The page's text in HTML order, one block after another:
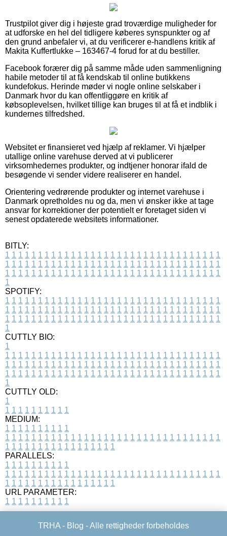
Trustpilot giver dig i højeste grad troværdige muligheder for
at udforske en hel del tidligere køberes synspunkter og af
den grund anbefaler vi, at du verificerer e-handlens kritik af
Makita Kuffertlukke – 163467-4 forud for at du bestiller.
Facebook forærer dig på samme måde uden sammenligning
habile metoder til at få kendskab til online butikkens
kundefokus. Herinde møder vi nogle online selskaber i
Danmark hvor du kan offentliggøre en kritik af
købsoplevelsen, hvilket tillige kan bruges til at få et indblik i
kundernes tilfredshed.
Websitet er finansieret ved hjælp af reklamer. Vi hjælper
utallige online varehuse derved at vi publicerer
virksomhedernes produkter, og indtjener honorar ifald de
besøgende vi sender videre realiserer en handel.
Orientering vedrørende produkter og internet varehuse i
Danmark opretholdes nu og da, men vi ønsker ikke at tage
ansvar for korrektioner der potentielt er foretaget siden vi
senest opdaterede websitets informationer.
BITLY:
1 1 1 1 1 1 1 1 1 1 1 1 1 1 1 1 1 1 1 1 1 1 1 1 1 1 1 1 1 1 1 1 1
1 1 1 1 1 1 1 1 1 1 1 1 1 1 1 1 1 1 1 1 1 1 1 1 1 1 1 1 1 1 1 1 1
1 1 1 1 1 1 1 1 1 1 1 1 1 1 1 1 1 1 1 1 1 1 1 1 1 1 1 1 1 1 1 1 1
1
SPOTIFY:
1 1 1 1 1 1 1 1 1 1 1 1 1 1 1 1 1 1 1 1 1 1 1 1 1 1 1 1 1 1 1 1 1
1 1 1 1 1 1 1 1 1 1 1 1 1 1 1 1 1 1 1 1 1 1 1 1 1 1 1 1 1 1 1 1 1
1 1 1 1 1 1 1 1 1 1 1 1 1 1 1 1 1 1 1 1 1 1 1 1 1 1 1 1 1 1 1 1 1
1
CUTTLY BIO:
1
1 1 1 1 1 1 1 1 1 1 1 1 1 1 1 1 1 1 1 1 1 1 1 1 1 1 1 1 1 1 1 1 1
1 1 1 1 1 1 1 1 1 1 1 1 1 1 1 1 1 1 1 1 1 1 1 1 1 1 1 1 1 1 1 1 1
1 1 1 1 1 1 1 1 1 1 1 1 1 1 1 1 1 1 1 1 1 1 1 1 1 1 1 1 1 1 1 1 1
1
CUTTLY OLD:
1
1 1 1 1 1 1 1 1 1 1
MEDIUM:
1 1 1 1 1 1 1 1 1 1
1 1 1 1 1 1 1 1 1 1 1 1 1 1 1 1 1 1 1 1 1 1 1 1 1 1 1 1 1 1 1 1 1
1 1 1 1 1 1 1 1 1 1 1 1 1 1 1 1 1
PARALLELS:
1 1 1 1 1 1 1 1 1 1
1 1 1 1 1 1 1 1 1 1 1 1 1 1 1 1 1 1 1 1 1 1 1 1 1 1 1 1 1 1 1 1 1
1 1 1 1 1 1 1 1 1 1 1 1 1 1 1 1 1
URL PARAMETER:
1 1 1 1 1 1 1 1 1 1
TRHA - Blog - Alle rettigheder forbeholdes